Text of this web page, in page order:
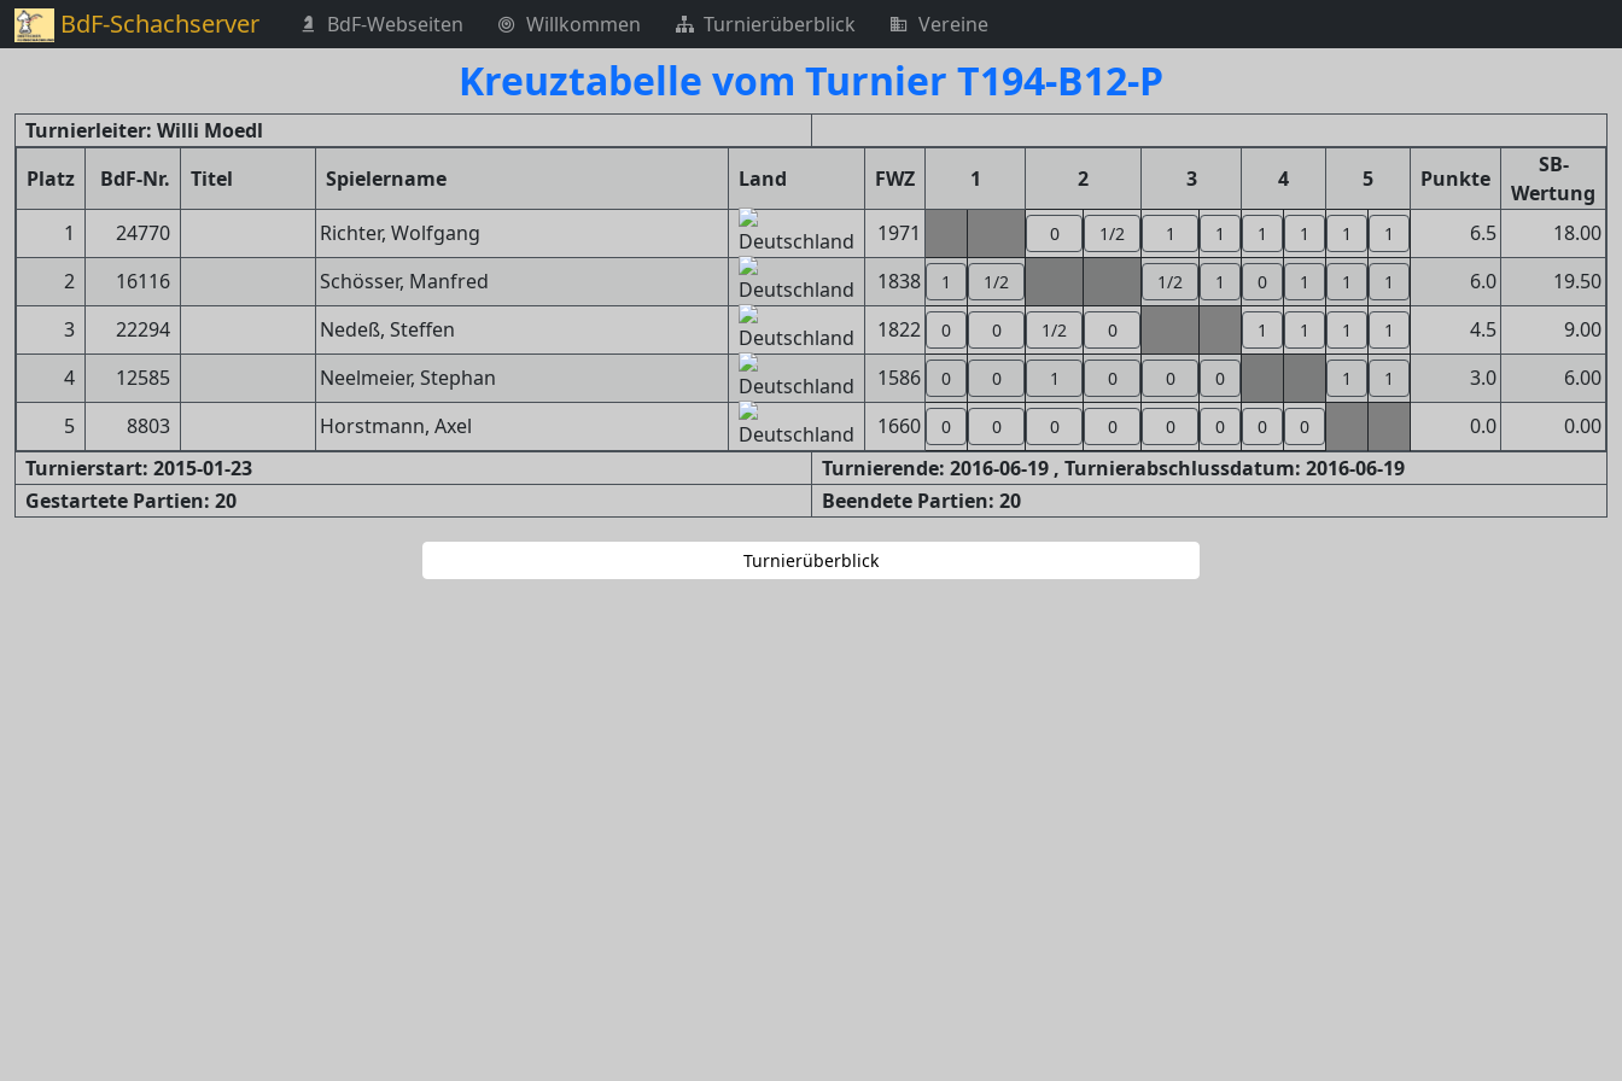
BdF-Schachserver BdF-Webseiten Willkommen Turnierüberblick Vereine
Kreuztabelle vom Turnier T194-B12-P
Turnierleiter: Willi Moedl
Platz
BdF-Nr. Titel Spielername Land FWZ 1 2 3 4 5 Punkte
SB-
Wertung
1
24770 Richter, Wolfgang 1971 0 1/2 1 1 1 1 1 1 6.5
18.00
2
16116 Schösser, Manfred 1838 1 1/2 1/2 1 0 1 1 1 6.0
19.50
3
22294 Nedeß, Steffen 1822 0 0 1/2 0 1 1 1 1 4.5
9.00
4
12585 Neelmeier, Stephan 1586 0 0 1 0 0 0 1 1 3.0
6.00
5
8803 Horstmann, Axel 1660 0 0 0 0 0 0 0 0 0.0
0.00
Turnierstart: 2015-01-23
Turnierende: 2016-06-19 , Turnierabschlussdatum: 2016-06-19
Gestartete Partien: 20
Beendete Partien: 20
Turnierüberblick